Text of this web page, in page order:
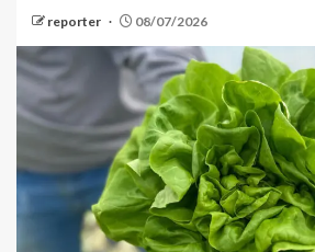
reporter 08/07/2026